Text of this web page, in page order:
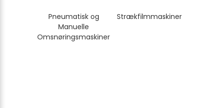
Pneumatisk og
Manuelle
Omsnøringsmaskiner
Strækfilmmaskiner